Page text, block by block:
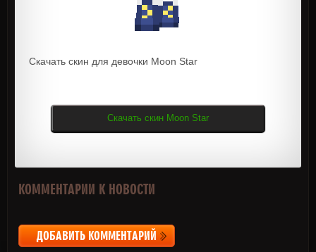
Скачать скин для девочки Moon Star
Скачать скин Moon Star
КОММЕНТАРИИ К НОВОСТИ
ДОБАВИТЬ КОММЕНТАРИЙ